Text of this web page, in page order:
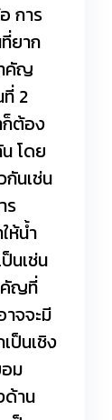
การ
ยาก
คัญ
2
ก็ต้อง
โดย
กันเช่น
ร
ห้น้ำ
นเช่น
คัญที่
าจจะมี
ป็นเชิง
ม
ด้าน